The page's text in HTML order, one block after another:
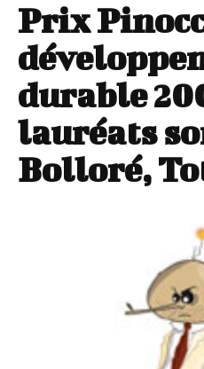
Prix
durable
lauréats
Bolloré,